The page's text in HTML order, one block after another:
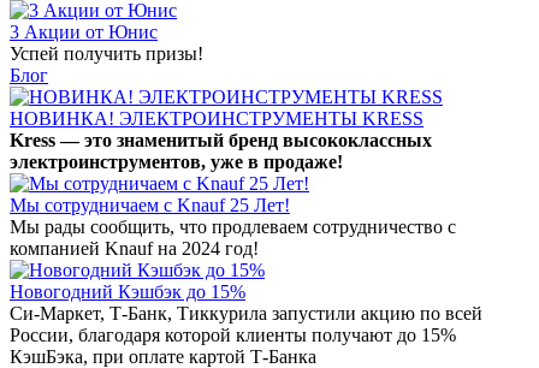
3 Акции от Юнис
Успей получить призы!
Блог
НОВИНКА! ЭЛЕКТРОИНСТРУМЕНТЫ KRESS
Kress — это знаменитый бренд высококлассных
электроинструментов, уже в продаже!
Мы сотрудничаем с Knauf 25 Лет!
Мы рады сообщить, что продлеваем сотрудничество с
компанией Knauf на 2024 год!
Новогодний Кэшбэк до 15%
Си-Маркет, Т-Банк, Тиккурила запустили акцию по всей
России, благодаря которой клиенты получают до 15%
КэшБэка, при оплате картой Т-Банка